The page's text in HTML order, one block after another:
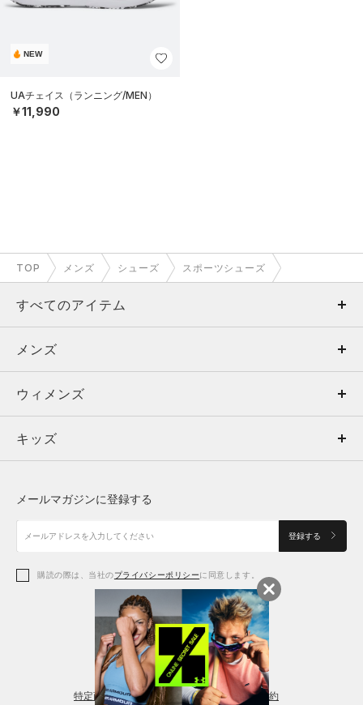
NEW
UAチェイス（ランニング/MEN）
￥11,990
TOP メンズ シューズ スポーツシューズ
すべてのアイテム
メンズ
ウィメンズ
キッズ
アクセサリー
メンズ
トップス
ボトムス
アクセサリー
ウィメンズ
トップス
シューズ
アクセサリー
レギンス＆タイツ
キッズ
シューズ
メールマガジンに登録する
登録する
購読の際は、当社のプライバシーポリシーに同意します。
特定商取引法に基づく通販の表記 会員規約